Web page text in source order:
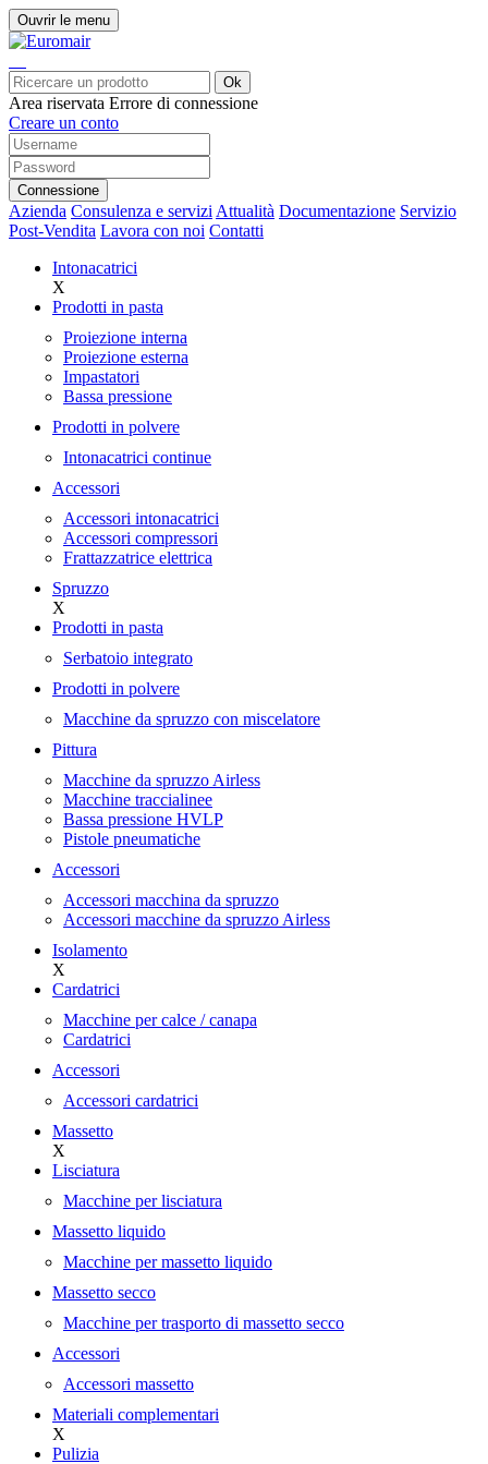
Ouvrir le menu
Ok
Area riservata Errore di connessione
Creare un conto
Connessione
Azienda Consulenza e servizi Attualità Documentazione Servizio
Post-Vendita Lavora con noi Contatti
Intonacatrici
X
Prodotti in pasta
Proiezione interna
Proiezione esterna
Impastatori
Bassa pressione
Prodotti in polvere
Intonacatrici continue
Accessori
Accessori intonacatrici
Accessori compressori
Frattazzatrice elettrica
Spruzzo
X
Prodotti in pasta
Serbatoio integrato
Prodotti in polvere
Macchine da spruzzo con miscelatore
Pittura
Macchine da spruzzo Airless
Macchine traccialinee
Bassa pressione HVLP
Pistole pneumatiche
Accessori
Accessori macchina da spruzzo
Accessori macchine da spruzzo Airless
Isolamento
X
Cardatrici
Macchine per calce / canapa
Cardatrici
Accessori
Accessori cardatrici
Massetto
X
Lisciatura
Macchine per lisciatura
Massetto liquido
Macchine per massetto liquido
Massetto secco
Macchine per trasporto di massetto secco
Accessori
Accessori massetto
Materiali complementari
X
Pulizia